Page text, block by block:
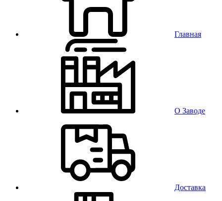
Главная
О Заводе
Доставка